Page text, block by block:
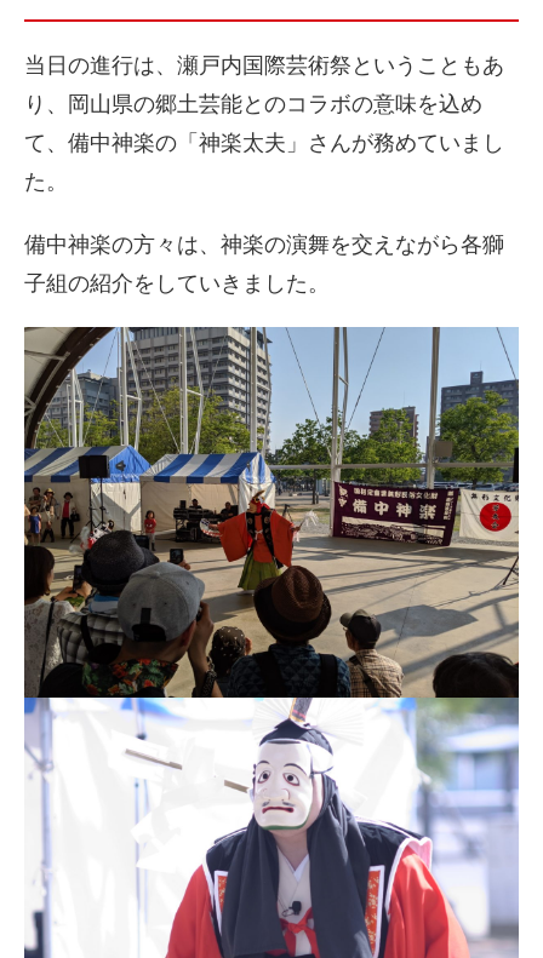
当日の進行は、瀬戸内国際芸術祭ということもあ
り、岡山県の郷土芸能とのコラボの意味を込め
て、 備中神楽の「神楽太夫」さんが務めていまし
た。
備中神楽の方々は、神楽の演舞を交えながら各獅
子組の紹介をしていきました。